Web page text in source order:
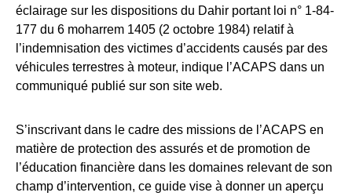
éclairage sur les dispositions du Dahir portant loi n° 1-84-
177 du 6 moharrem 1405 (2 octobre 1984) relatif à
l’indemnisation des victimes d’accidents causés par des
véhicules terrestres à moteur, indique l’ACAPS dans un
communiqué publié sur son site web.
S’inscrivant dans le cadre des missions de l’ACAPS en
matière de protection des assurés et de promotion de
l’éducation financière dans les domaines relevant de son
champ d’intervention, ce guide vise à donner un aperçu